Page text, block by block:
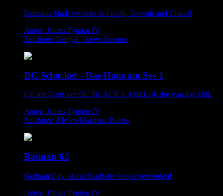
Batmans Stadt versinkt in Furcht, Gewalt und Chaos!
Autor: James Tynion IV
Zeichner: Bengal , Jorge Jimenez
DC Schocker - Das Haus am See 1
Für alle Fans der DC BLACK LABEL-Reihe von Joe Hill.
Autor: James Tynion IV
Zeichner: Alvaro Martinez Bueno
Batman 62
Gotham City ist zur Stadt der Angst geworden!
Autor: James Tynion IV